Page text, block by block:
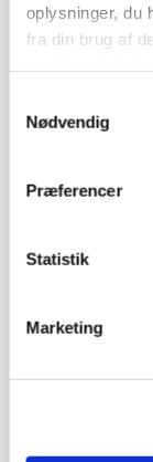
oplysninger, du
fra din brug af
Nødvendig
Præferencer
Statistik
Marketing